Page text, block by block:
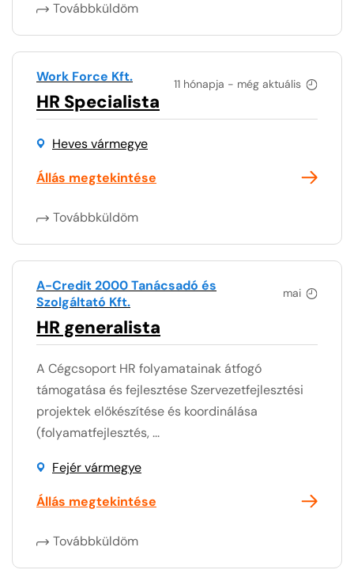
Továbbküldöm
11 hónapja - még aktuális
Work Force Kft.
HR Specialista
Heves vármegye
Állás megtekintése
Továbbküldöm
mai
A-Credit 2000 Tanácsadó és
Szolgáltató Kft.
HR generalista
A Cégcsoport HR folyamatainak átfogó
támogatása és fejlesztése Szervezetfejlesztési
projektek előkészítése és koordinálása
(folyamatfejlesztés, ...
Fejér vármegye
Állás megtekintése
Továbbküldöm